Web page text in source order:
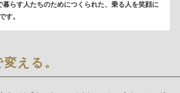
暮らす人たちのためにつくられた、乗る人を笑顔に
す。
える。